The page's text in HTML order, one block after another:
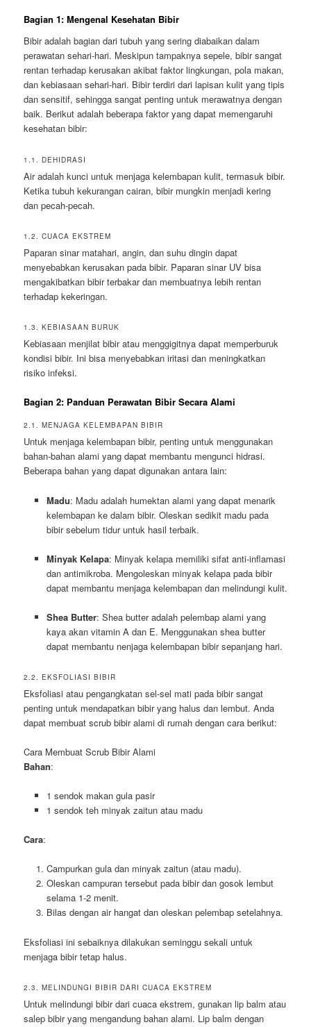
Bagian 1: Mengenal Kesehatan Bibir
Bibir adalah bagian dari tubuh yang sering diabaikan dalam
perawatan sehari-hari. Meskipun tampaknya sepele, bibir sangat
rentan terhadap kerusakan akibat faktor lingkungan, pola makan,
dan kebiasaan sehari-hari. Bibir terdiri dari lapisan kulit yang tipis
dan sensitif, sehingga sangat penting untuk merawatnya dengan
baik. Berikut adalah beberapa faktor yang dapat memengaruhi
kesehatan bibir:
1.1. DEHIDRASI
Air adalah kunci untuk menjaga kelembapan kulit, termasuk bibir.
Ketika tubuh kekurangan cairan, bibir mungkin menjadi kering
dan pecah-pecah.
1.2. CUACA EKSTREM
Paparan sinar matahari, angin, dan suhu dingin dapat
menyebabkan kerusakan pada bibir. Paparan sinar UV bisa
mengakibatkan bibir terbakar dan membuatnya lebih rentan
terhadap kekeringan.
1.3. KEBIASAAN BURUK
Kebiasaan menjilat bibir atau menggigitnya dapat memperburuk
kondisi bibir. Ini bisa menyebabkan iritasi dan meningkatkan
risiko infeksi.
Bagian 2: Panduan Perawatan Bibir Secara Alami
2.1. MENJAGA KELEMBAPAN BIBIR
Untuk menjaga kelembapan bibir, penting untuk menggunakan
bahan-bahan alami yang dapat membantu mengunci hidrasi.
Beberapa bahan yang dapat digunakan antara lain:
Madu: Madu adalah humektan alami yang dapat menarik
kelembapan ke dalam bibir. Oleskan sedikit madu pada
bibir sebelum tidur untuk hasil terbaik.
Minyak Kelapa: Minyak kelapa memiliki sifat anti-inflamasi
dan antimikroba. Mengoleskan minyak kelapa pada bibir
dapat membantu menjaga kelembapan dan melindungi kulit.
Shea Butter: Shea butter adalah pelembap alami yang
kaya akan vitamin A dan E. Menggunakan shea butter
dapat membantu nenjaga kelembapan bibir sepanjang hari.
2.2. EKSFOLIASI BIBIR
Eksfoliasi atau pengangkatan sel-sel mati pada bibir sangat
penting untuk mendapatkan bibir yang halus dan lembut. Anda
dapat membuat scrub bibir alami di rumah dengan cara berikut:
Cara Membuat Scrub Bibir Alami
Bahan:
1 sendok makan gula pasir
1 sendok teh minyak zaitun atau madu
Cara:
Campurkan gula dan minyak zaitun (atau madu).
Oleskan campuran tersebut pada bibir dan gosok lembut
selama 1-2 menit.
Bilas dengan air hangat dan oleskan pelembap setelahnya.
Eksfoliasi ini sebaiknya dilakukan seminggu sekali untuk
menjaga bibir tetap halus.
2.3. MELINDUNGI BIBIR DARI CUACA EKSTREM
Untuk melindungi bibir dari cuaca ekstrem, gunakan lip balm atau
salep bibir yang mengandung bahan alami. Lip balm dengan